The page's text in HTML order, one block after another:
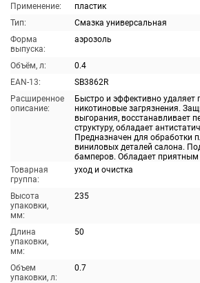
Применение:
пластик
Тип:
Смазка универсальная
Форма
выпуска:
аэрозоль
Объём, л:
0.4
EAN-13:
SB3862R
Расширенное
описание:
Быстро и эффективно удаляет
никотиновые загрязнения.
выгорания, восстанавливает
структуру, обладает
Предназначен для обработки
виниловых деталей салона.
бамперов. Обладает
Товарная
группа:
уход и очистка
Высота
упаковки,
мм:
235
Длина
упаковки,
мм:
50
Объем
упаковки, л:
0.7